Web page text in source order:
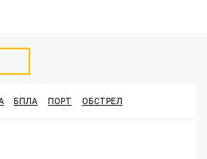
БПЛА ПОРТ ОБСТРЕЛ